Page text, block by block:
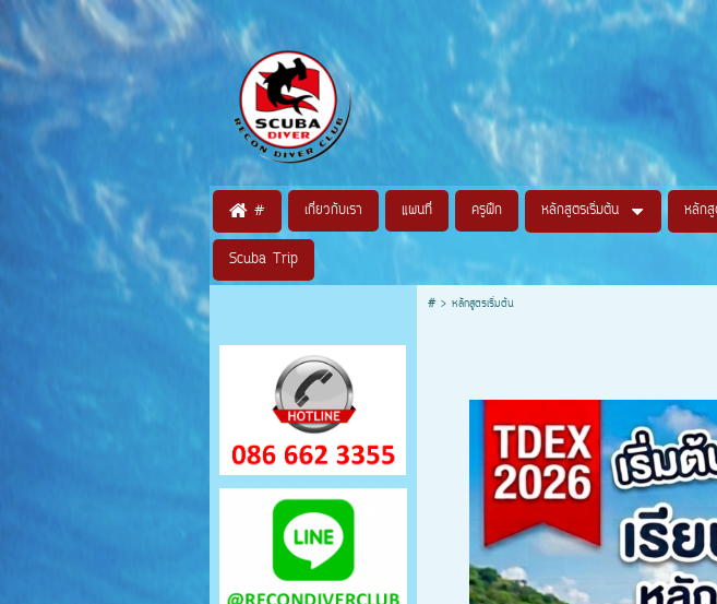
# เกี่ยวกับเรา แผนที่ ครูฝึก หลักสูตรเริ่มต้น หลักสู
Scuba Trip
#> หลักสูตรเริ่มต้น